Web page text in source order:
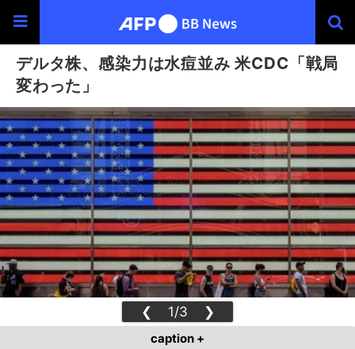
デルタ株、感染力は水痘並み 米CDC「戦局
変わった」
❮ 1/3 ❯
caption +